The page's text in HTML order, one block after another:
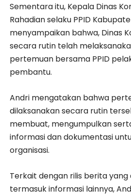
Sementara itu, Kepala Dinas
Rahadian selaku PPID
menyampaikan bahwa, Dinas
secara rutin telah
pertemuan bersama PPID
pembantu.
Andri mengatakan bahwa
dilaksanakan secara rutin
membuat, mengumpulkan
informasi dan dokumentasi
organisasi.
Terkait dengan rilis berita yang
termasuk informasi lainnya,